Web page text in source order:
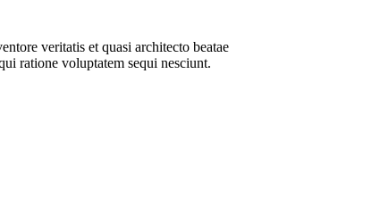
veritatis et quasi architecto beatae
ratione voluptatem sequi nesciunt.